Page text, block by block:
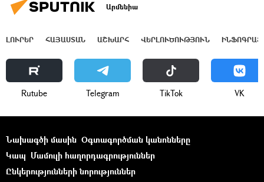
Արմենիա
ԼՈՒՐԵՐ ՀԱՅԱՍՏԱՆ ԱՇԽԱՐՀ ՎԵՐԼՈՒԾՈՒԹՅՈՒՆ
Rutube Telegram ТikТоk VK
Նախագծի մասին Օգտագործման կանոնները
Կապ Մամուլի հաղորդագրություններ
Ընկերությունների նորություններ